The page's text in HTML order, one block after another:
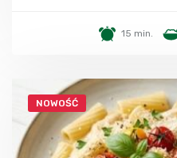
15 min.
NOWOŚĆ